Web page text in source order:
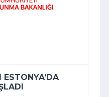
ESTONYA’DA